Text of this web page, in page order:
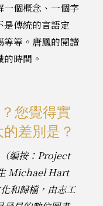
個概念、一個字
傳統的言語定
等等。唐鳳的閱讀
時間。
您覺得實
差別是？
（編按：Project
Michael Hart
和歸檔，由志工